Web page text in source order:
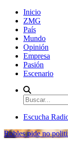
Inicio
ZMG
País
Mundo
Opinión
Empresa
Pasión
Escenario
Escucha
Robles pide no